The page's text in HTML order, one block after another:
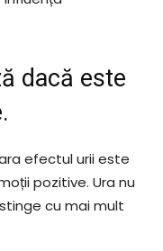
dacă este
efectul urii este
pozitive. Ura nu
cu mai mult